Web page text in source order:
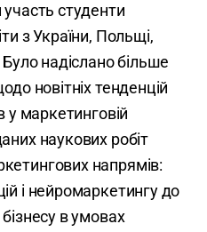
студенти
з України, Польщі,
надіслано більше
новітніх тенденцій
у маркетинговій
наукових робіт
напрямів:
і нейромаркетингу до
в умовах